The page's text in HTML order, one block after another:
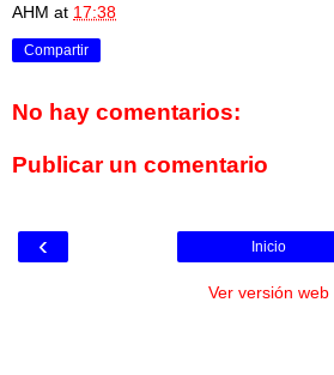
AHM at 17:38
Compartir
No hay comentarios:
Publicar un comentario
‹ Inicio
Ver versión web